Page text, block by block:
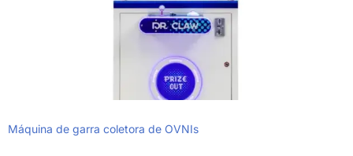
Máquina de garra coletora de OVNIs